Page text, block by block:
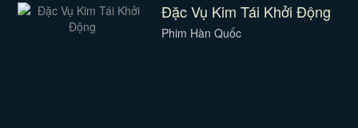
Đặc Vụ Kim Tái Khởi Động
Phim Hàn Quốc